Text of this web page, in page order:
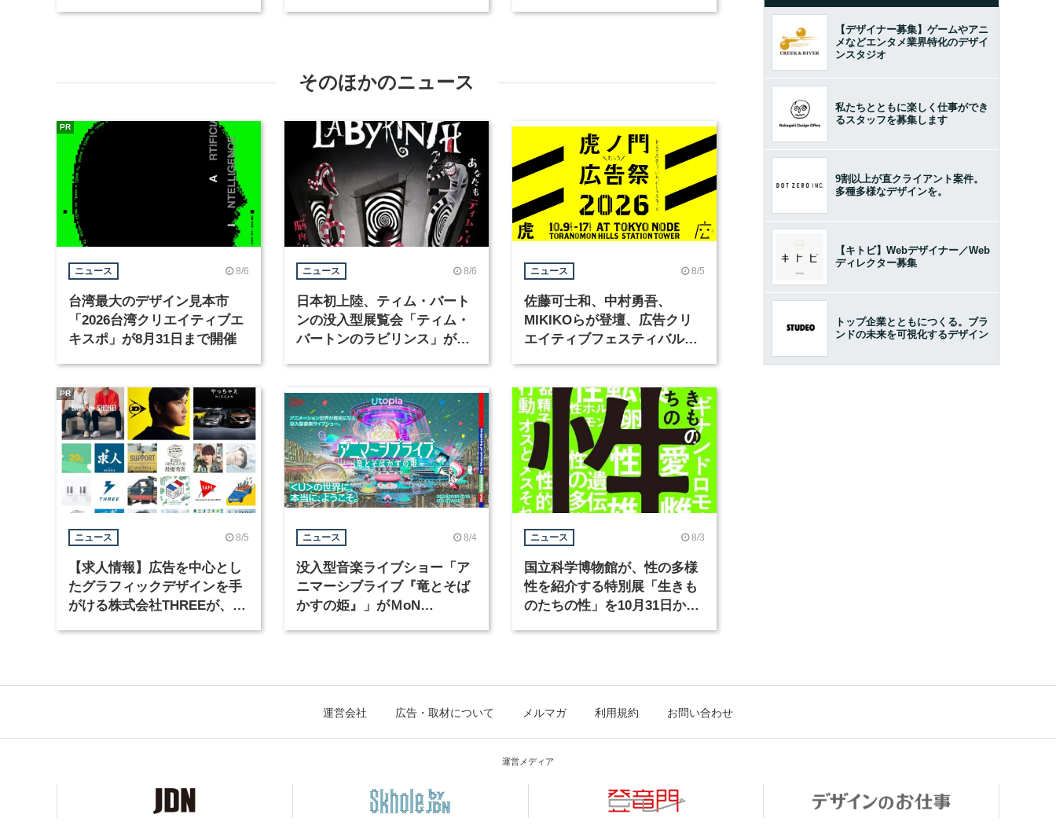
そのほかのニュース
ニュース 8/6
台湾最大のデザイン見本市
「2026台湾クリエイティブエ
キスポ」が8月31日まで開催
PR
ニュース 8/6
日本初上陸、ティム・バート
ンの没入型展覧会「ティム・
バートンのラビリンス」が東
ニュース 8/5
佐藤可士和、中村勇吾、
MIKIKOらが登壇、広告クリ
エイティブフェスティバル
ニュース 8/5
【求人情報】広告を中心とし
たグラフィックデザインを手
がける株式会社THREEが、グ
PR
ニュース 8/4
没入型音楽ライブショー「ア
ニマーシブライブ『竜とそば
かすの姫』」がＭoN
ニュース 8/3
国立科学博物館が、性の多様
性を紹介する特別展「生きも
のたちの性」を10月31日から
【デザイナー募集】ゲームやアニ
メなどエンタメ業界特化のデザイ
ンスタジオ
私たちとともに楽しく仕事ができ
るスタッフを募集します
9割以上が直クライアント案件。
多種多様なデザインを。
【キトビ】Webデザイナー／Web
ディレクター募集
トップ企業とともにつくる。ブラ
ンドの未来を可視化するデザイン
運営会社 広告・取材について メルマガ 利用規約 お問い合わせ
運営メディア